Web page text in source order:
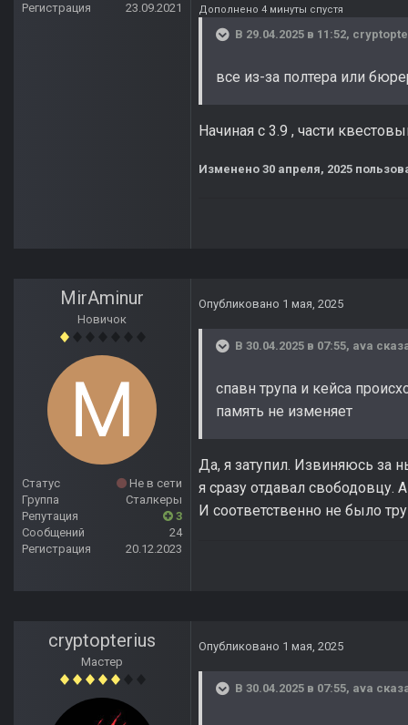
Регистрация
23.09.2021 Дополнено 4 минуты спустя
В 29.04.2025 в 11:52,
все из-за полтера или
Начиная с 3.9 , части
Изменено 30 апреля, 2025
MirAminur
Новичок
Статус
Не в сети
Группа
Сталкеры
Репутация
3
Сообщений
24
Регистрация
20.12.2023
Опубликовано 1 мая, 2025
В 30.04.2025 в 07:55, ava
спавн трупа и кейса
память не изменяет
Да, я затупил. Извиняюсь за
я сразу отдавал свободовцу.
И соответственно не было
cryptopterius
Мастер
Опубликовано 1 мая, 2025
В 30.04.2025 в 07:55, ava